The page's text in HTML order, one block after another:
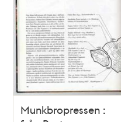
Munkbropressen :